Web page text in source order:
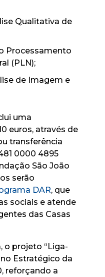
Qualitativa de
Processamento
(PLN);
de Imagem e
uma
euros, através de
transferência
0000 4895
São João
serão
DAR, que
sociais e atende
das Casas
o projeto “Liga-
Estratégico da
reforçando a